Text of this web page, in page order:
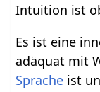
Intuition ist
Es ist eine
adäquat mit
Sprache ist